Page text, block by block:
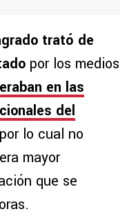
trató de
por los medios
en las
del
por lo cual no
mayor
que se